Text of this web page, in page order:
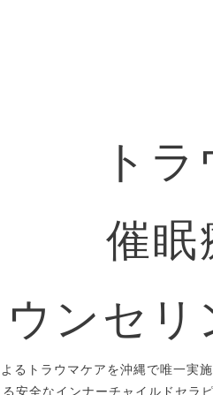
ト
催眠
ンセリ
るトラウマケアを沖縄で唯一実
安全なインナーチャイルドセラ